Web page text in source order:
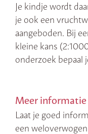
Je kindje wordt
je ook een
aangeboden. Bij
kleine kans
onderzoek bepaal
Meer informatie
Laat je goed
een